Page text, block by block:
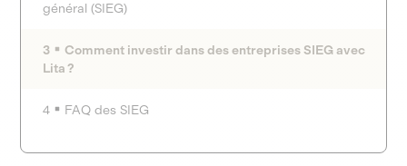
général (SIEG)
3
Comment investir dans des entreprises SIEG avec
Lita ?
4 FAQ des SIEG